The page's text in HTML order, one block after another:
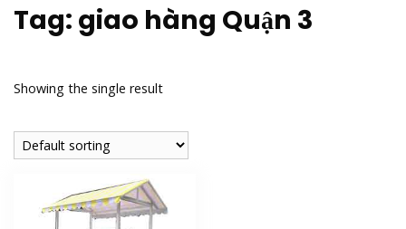
Tag: giao hàng Quận 3
Showing the single result